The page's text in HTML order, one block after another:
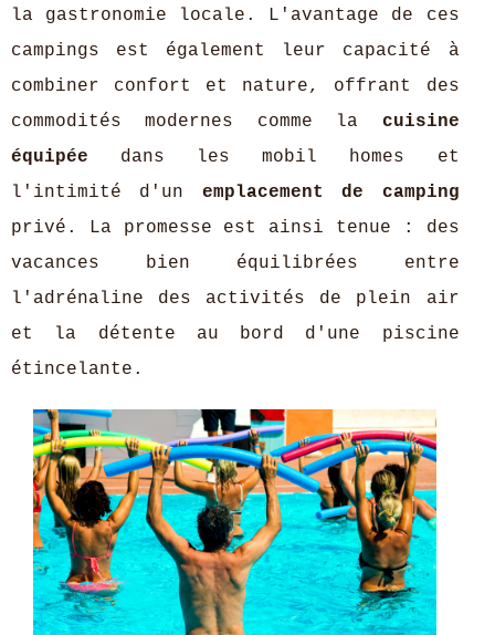
la gastronomie locale. L'avantage de ces
campings est également leur capacité à
combiner confort et nature, offrant des
commodités modernes comme la cuisine
équipée dans les mobil homes et
l'intimité d'un emplacement de camping
privé. La promesse est ainsi tenue : des
vacances bien équilibrées entre
l'adrénaline des activités de plein air
et la détente au bord d'une piscine
étincelante.